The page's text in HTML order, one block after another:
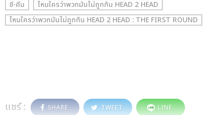
ซี-คีน
ไหนใครว่าพวกมันไม่ถูกกัน HEAD 2 HEAD
ไหนใครว่าพวกมันไม่ถูกกัน HEAD 2 HEAD : THE FIRST ROUND
แชร์ : SHARE TWEET LINE